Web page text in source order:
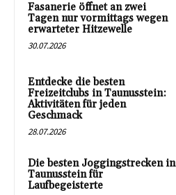
Fasanerie öffnet an zwei
Tagen nur vormittags wegen
erwarteter Hitzewelle
30.07.2026
Entdecke die besten
Freizeitclubs in Taunusstein:
Aktivitäten für jeden
Geschmack
28.07.2026
Die besten Joggingstrecken in
Taunusstein für
Laufbegeisterte